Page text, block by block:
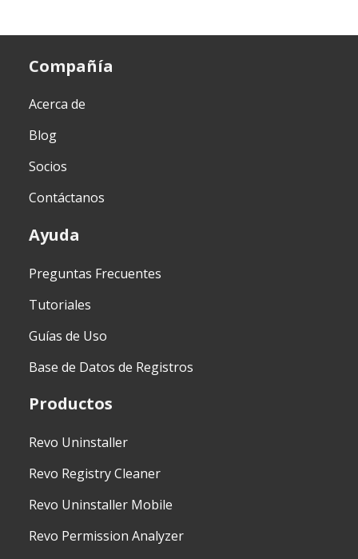
Compañía
Acerca de
Blog
Socios
Contáctanos
Ayuda
Preguntas Frecuentes
Tutoriales
Guías de Uso
Base de Datos de Registros
Productos
Revo Uninstaller
Revo Registry Cleaner
Revo Uninstaller Mobile
Revo Permission Analyzer